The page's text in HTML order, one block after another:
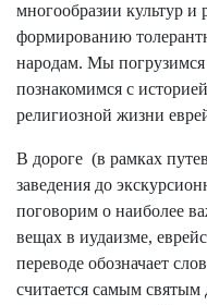
многообразии культур и
формированию
народам. Мы
познакомимся с
религиозной жизни
В дороге (в рамках
заведения до
поговорим о наиболее
вещах в иудаизме,
переводе обозначает
считается самым